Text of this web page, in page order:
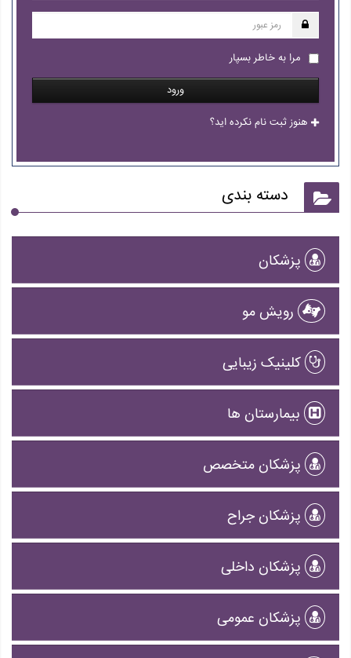
مرا به خاطر بسپار
ورود
هنوز ثبت نام نکرده اید؟
دسته بندی
پزشکان
رویش مو
کلینیک زیبایی
بیمارستان ها
پزشکان متخصص
پزشکان جراح
پزشکان داخلی
پزشکان عمومی